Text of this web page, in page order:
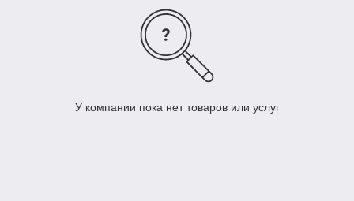
У компании пока нет товаров или услуг